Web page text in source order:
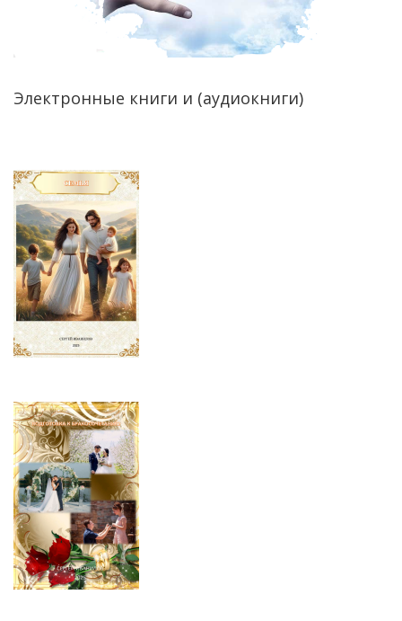
Электронные книги и (аудиокниги)